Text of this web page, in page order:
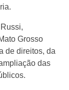
Grosso
de direitos, da
das